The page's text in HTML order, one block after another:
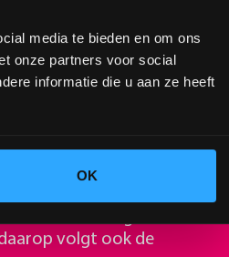
media te bieden en om ons
onze partners voor social
informatie die u aan ze heeft
OK
𝗚𝗥𝗢𝗡𝗜𝗡𝗚𝗘𝗡!
naar het Stadspark
in liefde voor
volgt ook de